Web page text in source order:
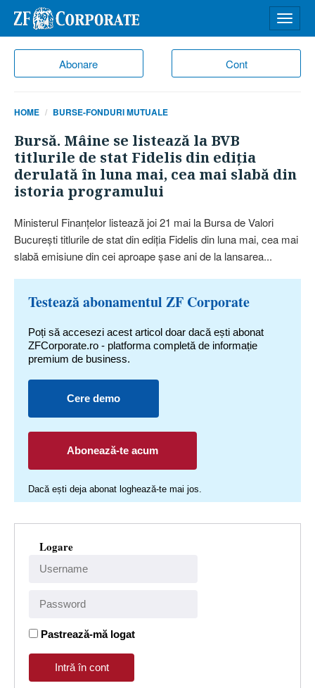
Abonare Cont
meniu
HOME BURSE-FONDURI MUTUALE
Bursă. Mâine se listează la BVB
titlurile de stat Fidelis din ediţia
derulată în luna mai, cea mai slabă din
istoria programului
Ministerul Finanţelor listează joi 21 mai la Bursa de Valori
Bucureşti titlurile de stat din ediţia Fidelis din luna mai, cea mai
slabă emisiune din cei aproape şase ani de la lansarea...
Testează abonamentul ZF Corporate
Poți să accesezi acest articol doar dacă ești abonat
ZFCorporate.ro - platforma completă de informație
premium de business.
Cere demo
Abonează-te acum
Dacă ești deja abonat loghează-te mai jos.
Logare
Pastrează-mă logat